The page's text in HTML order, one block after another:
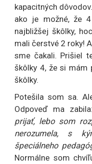
kapacitných
ako je možné, že
najbližšej škôlky,
mali čerstvé 2 roky!
sme čakali. Prišiel
škôlky 4, že si mám
škôlky.
Potešila som sa.
Odpoveď ma
prijať, lebo som
nerozumela, s
špeciálneho
Normálne som